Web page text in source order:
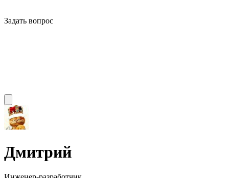
Задать вопрос
Дмитрий